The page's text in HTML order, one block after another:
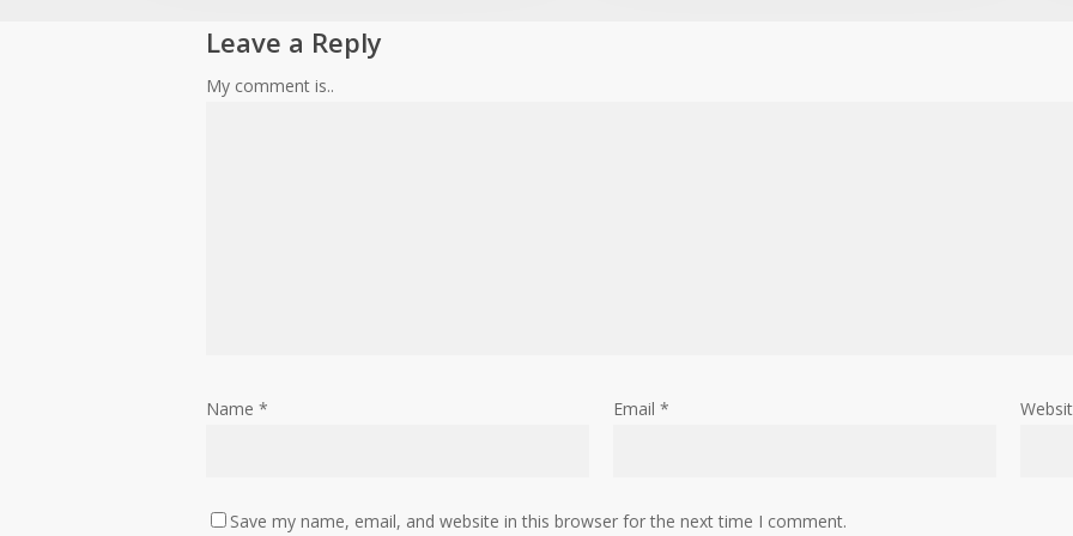
Leave a Reply
My comment is..
Name * Email *
Save my name, email, and website in this browser for the next time I comment.